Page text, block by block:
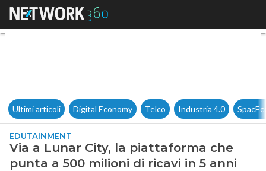
Via a Lunar City, la
Ultimi articoli Digital Economy Telco Industria 4.0
EDUTAINMENT
Via a Lunar City, la piattaforma che
punta a 500 milioni di ricavi in 5 anni